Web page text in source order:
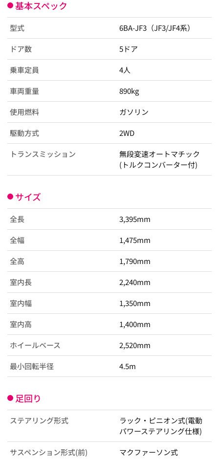
基本スペック
型式 6BA-JF3（JF3/JF4系）
ドア数 5ドア
乗車定員 4人
車両重量 890kg
使用燃料 ガソリン
駆動方式 2WD
トランスミッション
無段変速オートマチック
(トルクコンバーター付)
サイズ
全長 3,395mm
全幅 1,475mm
全高 1,790mm
室内長 2,240mm
室内幅 1,350mm
室内高 1,400mm
ホイールベース 2,520mm
最小回転半径 4.5m
足回り
ステアリング形式
ラック・ピニオン式(電動
パワーステアリング仕様)
サスペンション形式(前) マクファーソン式